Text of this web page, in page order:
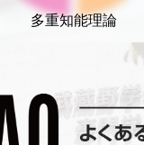
多重知能理論